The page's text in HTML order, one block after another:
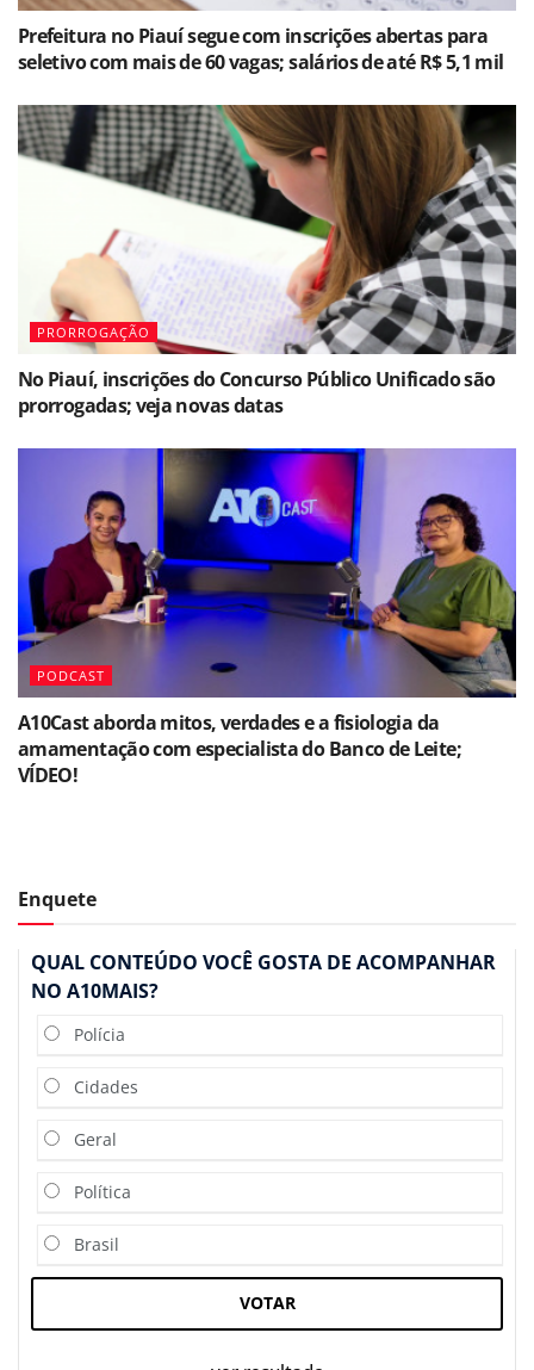
Prefeitura no Piauí segue com inscrições abertas para
seletivo com mais de 60 vagas; salários de até R$ 5,1 mil
PRORROGAÇÃO
No Piauí, inscrições do Concurso Público Unificado são
prorrogadas; veja novas datas
PODCAST
A10Cast aborda mitos, verdades e a fisiologia da
amamentação com especialista do Banco de Leite;
VÍDEO!
Enquete
QUAL CONTEÚDO VOCÊ GOSTA DE ACOMPANHAR
NO A10MAIS?
Polícia
Cidades
Geral
Política
Brasil
VOTAR